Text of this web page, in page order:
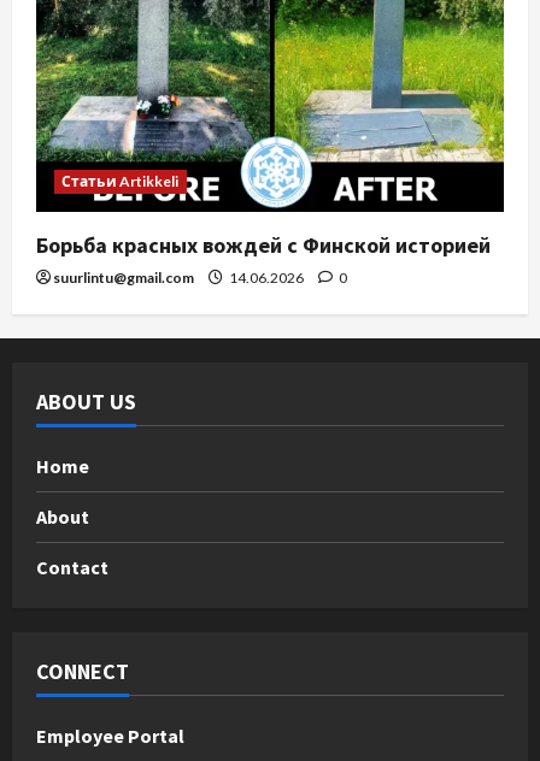
Статьи Artikkeli
Борьба красных вождей с Финской историей
suurlintu@gmail.com 14.06.2026 0
ABOUT US
Home
About
Contact
CONNECT
Employee Portal